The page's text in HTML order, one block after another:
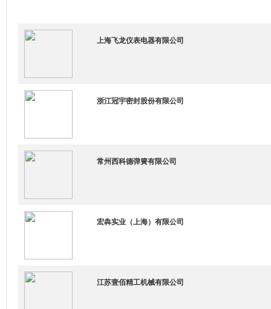
上海飞龙仪表电器有限公司
浙江冠宇密封股份有限公司
常州西科德弹簧有限公司
宏犇实业（上海）有限公司
江苏壹佰精工机械有限公司